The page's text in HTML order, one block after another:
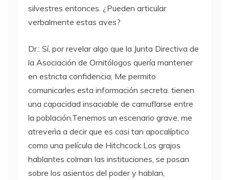
silvestres entonces. ¿Pueden articular
verbalmente estas aves?
Dr.: Sí, por revelar algo que la Junta Directiva de
la Asociación de Ornitólogos quería mantener
en estricta confidencia, Me permito
comunicarles esta información secreta. tienen
una capacidad insaciable de camuflarse entre
la población.Tenemos un escenario grave, me
atreverìa a decir que es casi tan apocalíptico
como una película de Hitchcock.Los grajos
hablantes colman las instituciones, se posan
sobre los asientos del poder y hablan,